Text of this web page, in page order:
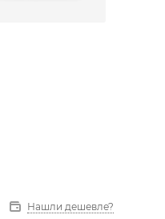
Нашли дешевле?